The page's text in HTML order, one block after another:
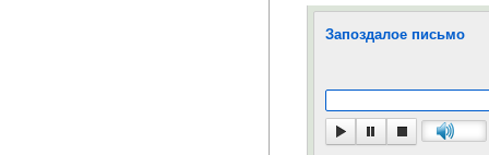
Запоздалое письмо